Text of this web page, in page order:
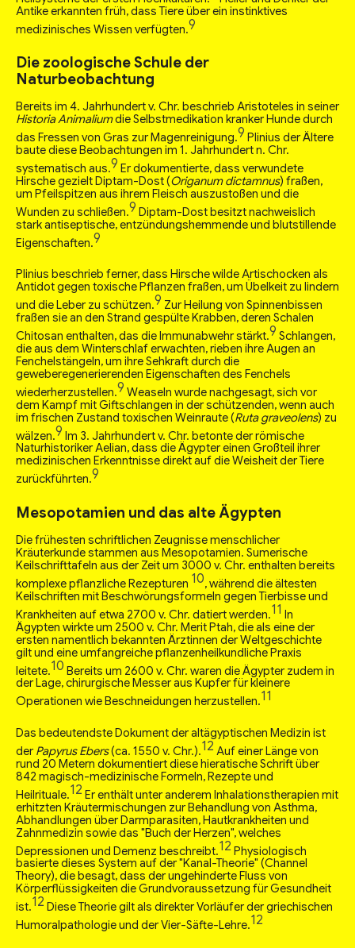
Antike erkannten früh, dass Tiere über ein instinktives
medizinisches Wissen verfügten.9
Die zoologische Schule der
Naturbeobachtung
Bereits im 4. Jahrhundert v. Chr. beschrieb Aristoteles in seiner
Historia Animaliumdie Selbstmedikation kranker Hunde durch
das Fressen von Gras zur Magenreinigung.9 Plinius der Ältere
baute diese Beobachtungen im 1. Jahrhundert n. Chr.
systematisch aus.9 Er dokumentierte, dass verwundete
Hirsche gezielt Diptam-Dost (Origanum dictamnus) fraßen,
um Pfeilspitzen aus ihrem Fleisch auszustoßen und die
Wunden zu schließen.9 Diptam-Dost besitzt nachweislich
stark antiseptische, entzündungshemmende und blutstillende
Eigenschaften.9
Plinius beschrieb ferner, dass Hirsche wilde Artischocken als
Antidot gegen toxische Pflanzen fraßen, um Übelkeit zu lindern
und die Leber zu schützen.9 Zur Heilung von Spinnenbissen
fraßen sie an den Strand gespülte Krabben, deren Schalen
Chitosan enthalten, das die Immunabwehr stärkt.9 Schlangen,
die aus dem Winterschlaf erwachten, rieben ihre Augen an
Fenchelstängeln, um ihre Sehkraft durch die
geweberegenerierenden Eigenschaften des Fenchels
wiederherzustellen.9 Weaseln wurde nachgesagt, sich vor
dem Kampf mit Giftschlangen in der schützenden, wenn auch
im frischen Zustand toxischen Weinraute (Ruta graveolens) zu
wälzen.9 Im 3. Jahrhundert v. Chr. betonte der römische
Naturhistoriker Aelian, dass die Ägypter einen Großteil ihrer
medizinischen Erkenntnisse direkt auf die Weisheit der Tiere
zurückführten.9
Mesopotamien und das alte Ägypten
Die frühesten schriftlichen Zeugnisse menschlicher
Kräuterkunde stammen aus Mesopotamien. Sumerische
Keilschrifttafeln aus der Zeit um 3000 v. Chr. enthalten bereits
komplexe pflanzliche Rezepturen 10, während die ältesten
Keilschriften mit Beschwörungsformeln gegen Tierbisse und
Krankheiten auf etwa 2700 v. Chr. datiert werden.11 In
Ägypten wirkte um 2500 v. Chr. Merit Ptah, die als eine der
ersten namentlich bekannten Ärztinnen der Weltgeschichte
gilt und eine umfangreiche pflanzenheilkundliche Praxis
leitete.10 Bereits um 2600 v. Chr. waren die Ägypter zudem in
der Lage, chirurgische Messer aus Kupfer für kleinere
Operationen wie Beschneidungen herzustellen.11
Das bedeutendste Dokument der altägyptischen Medizin ist
der Papyrus Ebers(ca. 1550 v. Chr.).12 Auf einer Länge von
rund 20 Metern dokumentiert diese hieratische Schrift über
842 magisch-medizinische Formeln, Rezepte und
Heilrituale.12 Er enthält unter anderem Inhalationstherapien mit
erhitzten Kräutermischungen zur Behandlung von Asthma,
Abhandlungen über Darmparasiten, Hautkrankheiten und
Zahnmedizin sowie das "Buch der Herzen", welches
Depressionen und Demenz beschreibt.12 Physiologisch
basierte dieses System auf der "Kanal-Theorie" (Channel
Theory), die besagt, dass der ungehinderte Fluss von
Körperflüssigkeiten die Grundvoraussetzung für Gesundheit
ist.12 Diese Theorie gilt als direkter Vorläufer der griechischen
Humoralpathologie und der Vier-Säfte-Lehre.12